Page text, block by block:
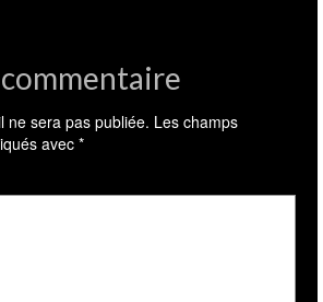
ne sera pas publiée. Les champs
avec *